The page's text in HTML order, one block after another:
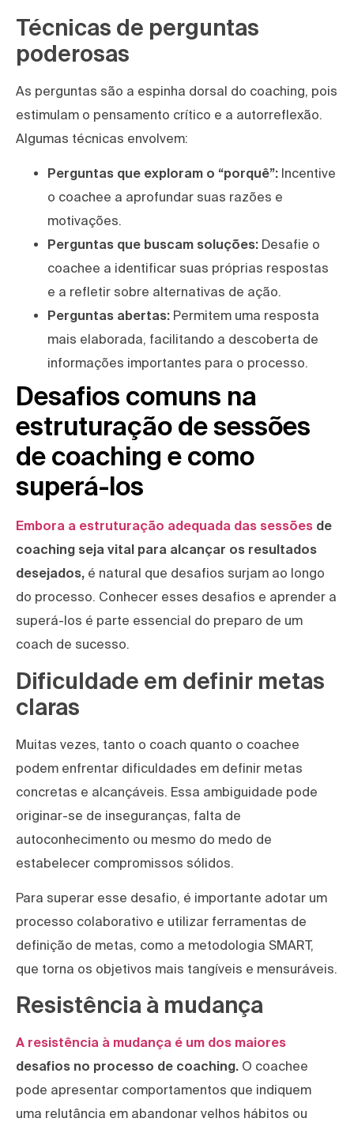
Técnicas de perguntas
poderosas
As perguntas são a espinha dorsal do coaching, pois
estimulam o pensamento crítico e a autorreflexão.
Algumas técnicas envolvem:
Perguntas que exploram o “porquê”: Incentive
o coachee a aprofundar suas razões e
motivações.
Perguntas que buscam soluções: Desafie o
coachee a identificar suas próprias respostas
e a refletir sobre alternativas de ação.
Perguntas abertas: Permitem uma resposta
mais elaborada, facilitando a descoberta de
informações importantes para o processo.
Desafios comuns na
estruturação de sessões
de coaching e como
superá-los
Embora a estruturação adequada das sessões de
coaching seja vital para alcançar os resultados
desejados, é natural que desafios surjam ao longo
do processo. Conhecer esses desafios e aprender a
superá-los é parte essencial do preparo de um
coach de sucesso.
Dificuldade em definir metas
claras
Muitas vezes, tanto o coach quanto o coachee
podem enfrentar dificuldades em definir metas
concretas e alcançáveis. Essa ambiguidade pode
originar-se de inseguranças, falta de
autoconhecimento ou mesmo do medo de
estabelecer compromissos sólidos.
Para superar esse desafio, é importante adotar um
processo colaborativo e utilizar ferramentas de
definição de metas, como a metodologia SMART,
que torna os objetivos mais tangíveis e mensuráveis.
Resistência à mudança
A resistência à mudança é um dos maiores
desafios no processo de coaching. O coachee
pode apresentar comportamentos que indiquem
uma relutância em abandonar velhos hábitos ou